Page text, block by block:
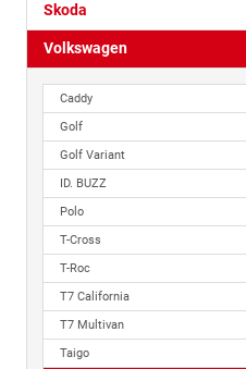
Skoda
Volkswagen
Caddy
Golf
Golf Variant
ID. BUZZ
Polo
T-Cross
T-Roc
T7 California
T7 Multivan
Taigo